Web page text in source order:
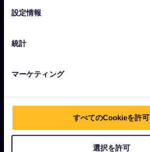
設定情報
統計
マーケティング
すべてのCookieを許可
選択を許可
採用情報
パートナーになりませんか？
はじめに